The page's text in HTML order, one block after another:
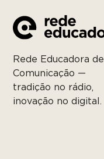
Rede Educadora de
Comunicação —
tradição no rádio,
inovação no digital.